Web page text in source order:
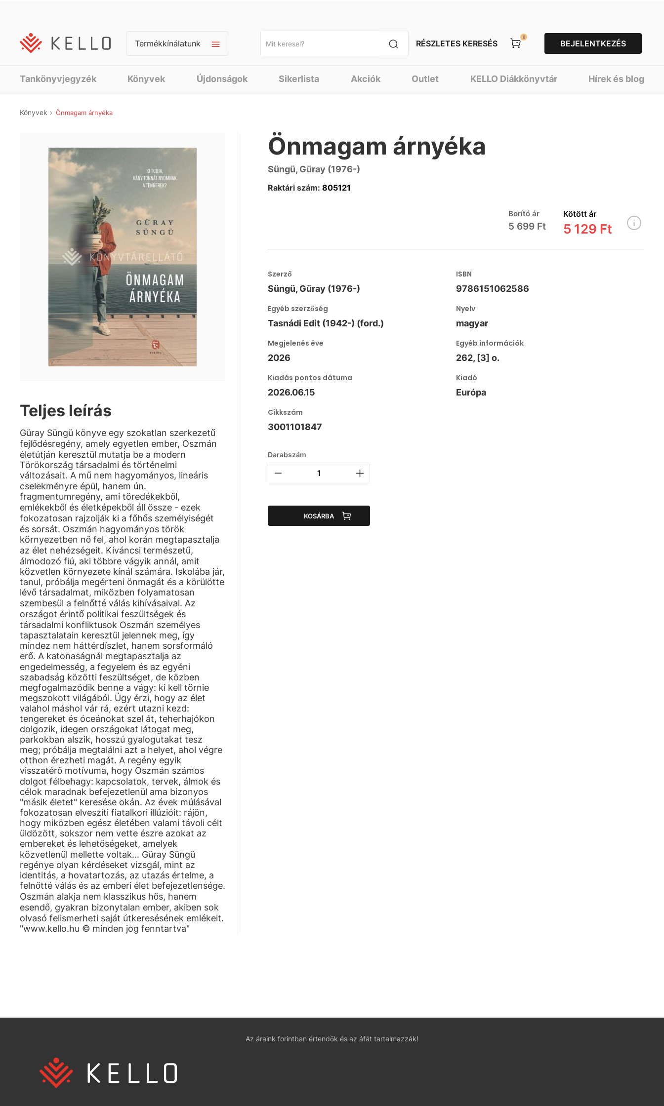
Termékkínálatunk RÉSZLETES KERESÉS
0
BEJELENTKEZÉS
Tankönyvjegyzék Könyvek Újdonságok Sikerlista Akciók Outlet KELLO Diákkönyvtár Hírek és blog
Könyvek Önmagam árnyéka
Teljes leírás
Güray Süngü könyve egy szokatlan szerkezetű
fejlődésregény, amely egyetlen ember, Oszmán
életútján keresztül mutatja be a modern
Törökország társadalmi és történelmi
változásait. A mű nem hagyományos, lineáris
cselekményre épül, hanem ún.
fragmentumregény, ami töredékekből,
emlékekből és életképekből áll össze - ezek
fokozatosan rajzolják ki a főhős személyiségét
és sorsát. Oszmán hagyományos török
környezetben nő fel, ahol korán megtapasztalja
az élet nehézségeit. Kíváncsi természetű,
álmodozó fiú, aki többre vágyik annál, amit
közvetlen környezete kínál számára. Iskolába jár,
tanul, próbálja megérteni önmagát és a körülötte
lévő társadalmat, miközben folyamatosan
szembesül a felnőtté válás kihívásaival. Az
országot érintő politikai feszültségek és
társadalmi konfliktusok Oszmán személyes
tapasztalatain keresztül jelennek meg, így
mindez nem háttérdíszlet, hanem sorsformáló
erő. A katonaságnál megtapasztalja az
engedelmesség, a fegyelem és az egyéni
szabadság közötti feszültséget, de közben
megfogalmazódik benne a vágy: ki kell törnie
megszokott világából. Úgy érzi, hogy az élet
valahol máshol vár rá, ezért utazni kezd:
tengereket és óceánokat szel át, teherhajókon
dolgozik, idegen országokat látogat meg,
parkokban alszik, hosszú gyalogutakat tesz
meg; próbálja megtalálni azt a helyet, ahol végre
otthon érezheti magát. A regény egyik
visszatérő motívuma, hogy Oszmán számos
dolgot félbehagy: kapcsolatok, tervek, álmok és
célok maradnak befejezetlenül ama bizonyos
"másik életet" keresése okán. Az évek múlásával
fokozatosan elveszíti fiatalkori illúzióit: rájön,
hogy miközben egész életében valami távoli célt
üldözött, sokszor nem vette észre azokat az
embereket és lehetőségeket, amelyek
közvetlenül mellette voltak... Güray Süngü
regénye olyan kérdéseket vizsgál, mint az
identitás, a hovatartozás, az utazás értelme, a
felnőtté válás és az emberi élet befejezetlensége.
Oszmán alakja nem klasszikus hős, hanem
esendő, gyakran bizonytalan ember, akiben sok
olvasó felismerheti saját útkeresésének emlékeit.
"www.kello.hu © minden jog fenntartva"
Önmagam árnyéka
Süngü, Güray (1976-)
Raktári szám: 805121
Borító ár
5 699 Ft
Kötött ár
5 129 Ft
Szerző
Süngü, Güray (1976-)
ISBN
9786151062586
Egyéb szerzőség
Tasnádi Edit (1942-) (ford.)
Nyelv
magyar
Megjelenés éve
2026
Egyéb információk
262, [3] o.
Kiadás pontos dátuma
2026.06.15
Kiadó
Európa
Cikkszám
3001101847
Darabszám
KOSÁRBA
Az áraink forintban értendők és az áfát tartalmazzák!